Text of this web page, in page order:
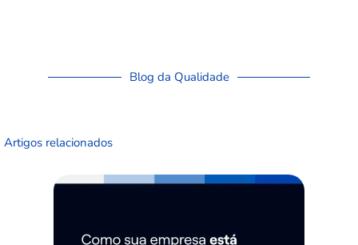
Blog da Qualidade
Artigos relacionados